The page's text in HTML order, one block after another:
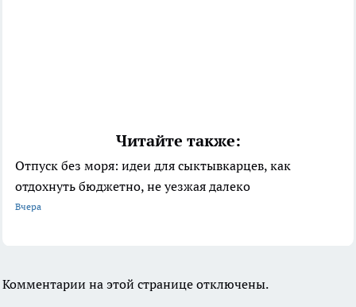
Читайте также:
Отпуск без моря: идеи для сыктывкарцев, как
отдохнуть бюджетно, не уезжая далеко
Вчера
Комментарии на этой странице отключены.